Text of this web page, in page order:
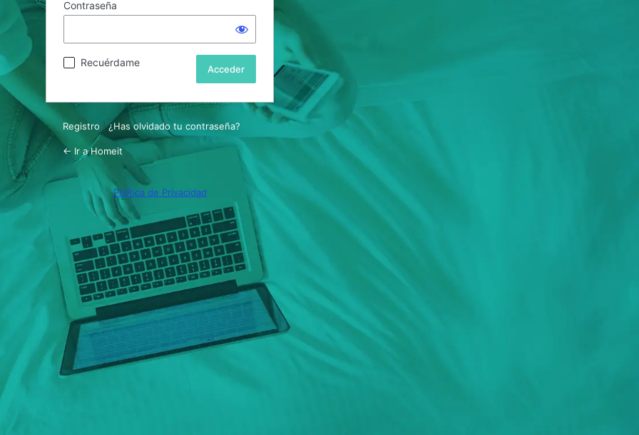
Contraseña
Recuérdame
Registro |¿Has olvidado tu contraseña?
← Ir a Homeit
Política de Privacidad